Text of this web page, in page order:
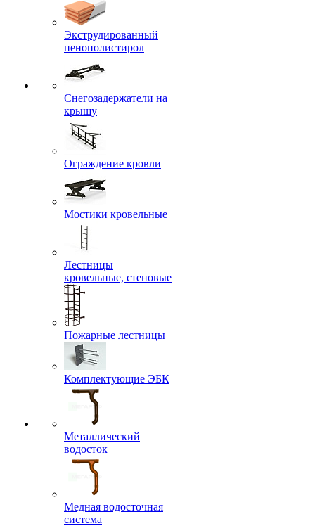
Экструдированный
пенополистирол
Снегозадержатели на
крышу
Ограждение кровли
Мостики кровельные
Лестницы
кровельные, стеновые
Пожарные лестницы
Комплектующие ЭБК
Металлический
водосток
Медная водосточная
система